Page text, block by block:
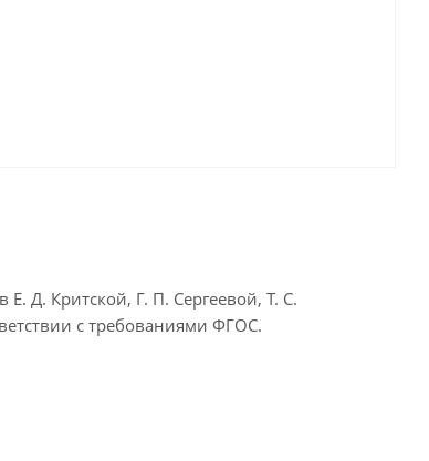
Д. Критской, Г. П. Сергеевой, Т. С.
с требованиями ФГОС.